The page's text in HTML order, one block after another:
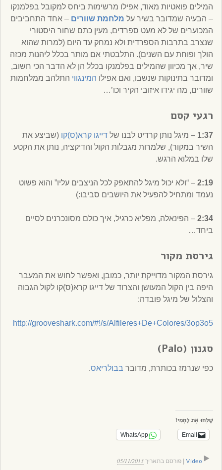
המילים פואטיות מאוד, אפילו מרשימות ביחס למקובל בפלמנקו
– הבעיה שמדובר בשיר על מלחמת שוורים – אחד התחביבים
המכוערים של לא מעט ספרדים, מעין כתם שחור היסטורי
שנצרב בתרבות הספרדית ולא נמחק עד היום (למרות שהוא
הולך ופוחת עם השנים). התלבטתי אם מותר בכלל ליהנות מכזה
שיר, אך מכיוון שהמילים בפלמנקו בכלל הן לא הדבר הכי חשוב,
ומדובר בתינוקות שנשבו, ואם אפילו המינגווי התלהב ממלחמות
שוורים, מה יגידו איזובי הקיר וכו’…
רגעי קסם
1:37 – מיגל נותן קרדיט לבנו שלדייגו קרא(ס)קו (שביצע את
השיר במקור), שלמרות מגבלות הקול והדיקציה, נותן את הקטע
שלו במלוא הרגש.
2:19 – “ולא יכול מיגל להתאפק לכל הניצבים עליו” והוא פשוט
נעמד ומתחיל להפעיל את היושבים סביבו:)
2:34 – הפינאלה, מפליא כרגיל, איך כולם מסונכרנים לסיים
ביחד…
גירסת מקור
גירסת המקור מדוייקת יותר, כמובן, ואפשר לחוש את המעבר
היפה בין הקול המעושן והצרוד של דייגו קרא(ס)קו לקול הגבוה
והצלול של מיגל פובדה:
http://grooveshark.com/#!/s/Alfileres+De+Colores/3op3o5
סגנון (Palo)
כפי שנרמז בכותרת, מדובר בבולריאס.
שַׁלְּחוּ אֶת לַחְמִי!
Email
WhatsApp
Video
|פורסם בתאריך05/11/2013